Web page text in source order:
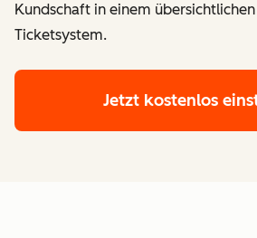
Kundschaft in einem
Ticketsystem.
Jetzt kostenlos